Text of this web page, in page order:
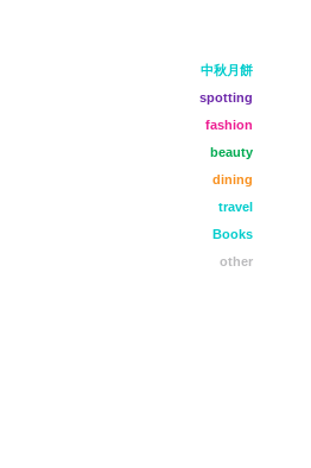
中秋月餅
spotting
fashion
beauty
dining
travel
Books
other